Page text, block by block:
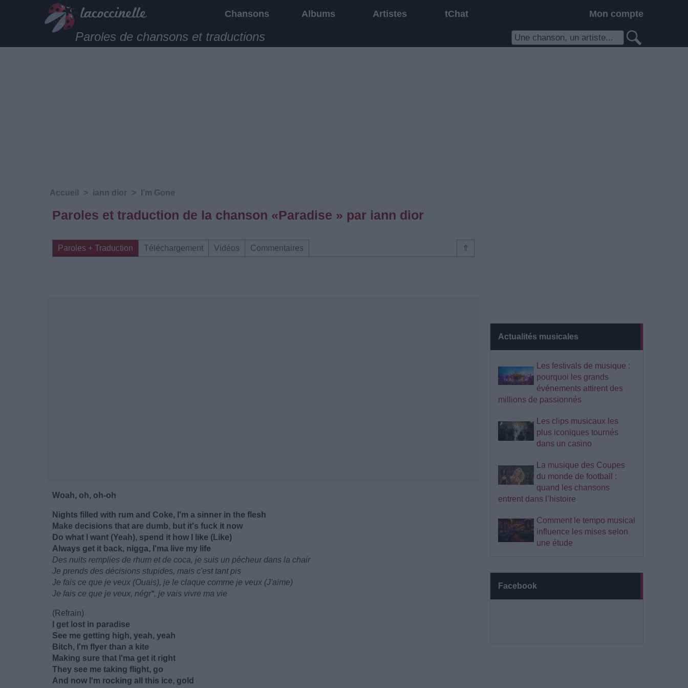
Chansons Albums Artistes tChat Mon compte
Paroles de chansons et traductions
Actualités musicales
Les festivals de musique :
pourquoi les grands
événements attirent des
millions de passionnés
Les clips musicaux les
plus iconiques tournés
dans un casino
La musique des Coupes
du monde de football :
quand les chansons
entrent dans l’histoire
Comment le tempo musical
influence les mises selon
une étude
Facebook
Accueil > iann dior > I’m Gone
Paroles et traduction de la chanson «Paradise » par iann dior
⇑
Paroles + Traduction Téléchargement Vidéos Commentaires
Woah, oh, oh-oh
Nights filled with rum and Coke, I'm a sinner in the flesh
Make decisions that are dumb, but it's fuck it now
Do what I want (Yeah), spend it how I like (Like)
Always get it back, nigga, I'ma live my life
Des nuits remplies de rhum et de coca, je suis un pécheur dans la chair
Je prends des décisions stupides, mais c'est tant pis
Je fais ce que je veux (Ouais), je le claque comme je veux (J'aime)
Je fais ce que je veux, négr*, je vais vivre ma vie
(Refrain)
I get lost in paradise
See me getting high, yeah, yeah
Bitch, I'm flyer than a kite
Making sure that I'ma get it right
They see me taking flight, go
And now I'm rocking all this ice, gold